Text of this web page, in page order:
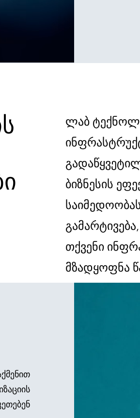
ლაბ
ბიზნესის
თქვენი
მზადყოფნა